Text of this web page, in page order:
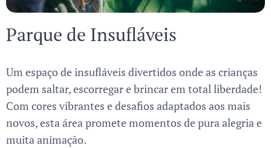
Parque de Insufláveis
Um espaço de insufláveis divertidos onde as crianças
podem saltar, escorregar e brincar em total liberdade!
Com cores vibrantes e desafios adaptados aos mais
novos, esta área promete momentos de pura alegria e
muita animação.